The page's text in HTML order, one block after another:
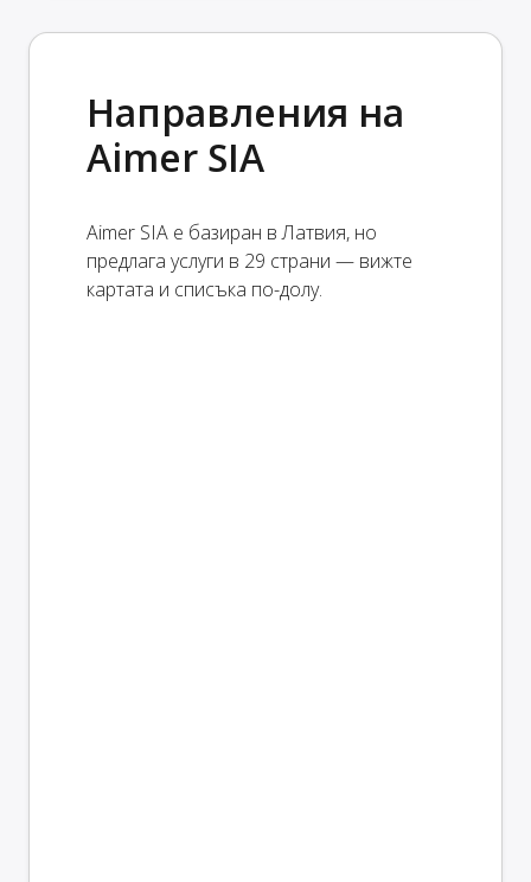
Направления на
Aimer SIA
Aimer SIA е базиран в Латвия, но
предлага услуги в 29 страни — вижте
картата и списъка по-долу.